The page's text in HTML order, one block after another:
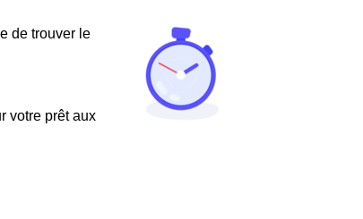
de trouver le
votre prêt aux